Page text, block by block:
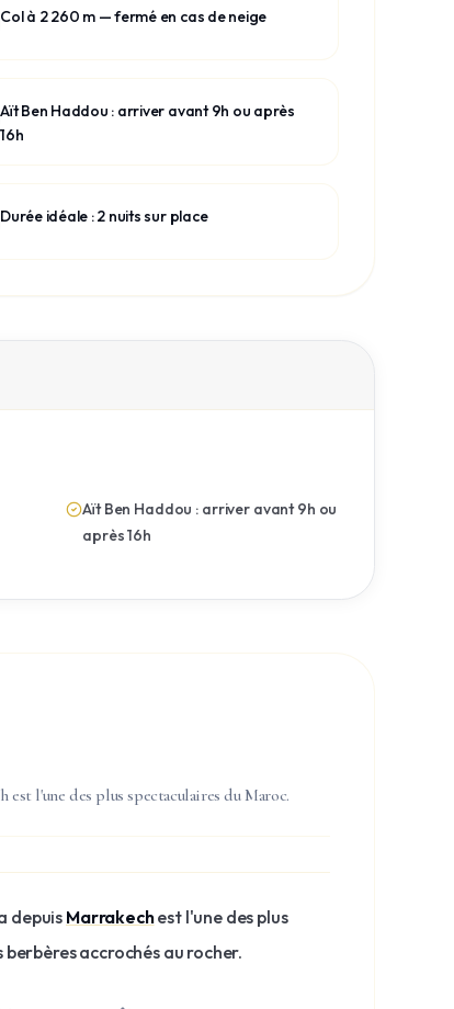
Col à 2 260 m — fermé en cas de neige
Aït Ben Haddou : arriver avant 9h ou après
16h
Durée idéale : 2 nuits sur place
Aït Ben Haddou : arriver avant 9h ou
après 16h
l'une des plus spectaculaires du Maroc.
depuis Marrakechest l'une des plus
accrochés au rocher.